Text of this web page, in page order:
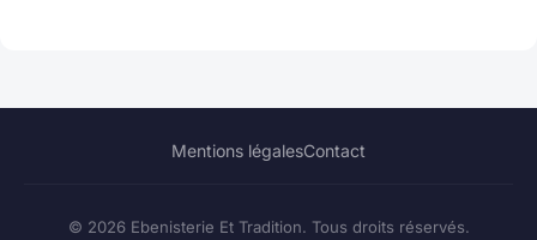
Mentions légalesContact
© 2026 Ebenisterie Et Tradition. Tous droits réservés.